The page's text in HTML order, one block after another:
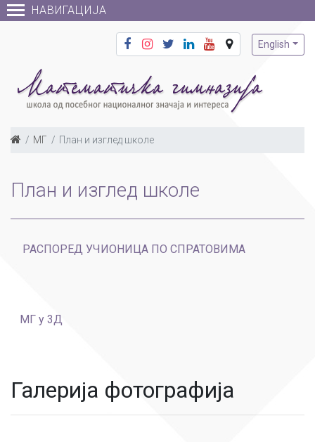
НАВИГАЦИЈА
English
МГ План и изглед школе
План и изглед школе
РАСПОРЕД УЧИОНИЦА ПО СПРАТОВИМА
МГ у 3Д
Галерија фотографија